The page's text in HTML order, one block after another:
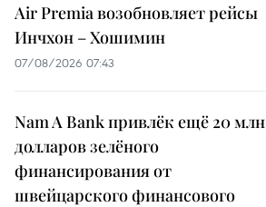
Air Premia возобновляет рейсы
Инчхон – Хошимин
07/08/2026 07:43
Nam A Bank привлёк ещё 20 млн
долларов зелёного
финансирования от
швейцарского финансового